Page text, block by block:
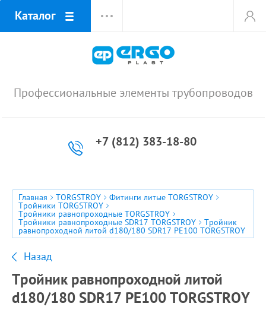
Каталог
Профессиональные элементы трубопроводов
+7 (812) 383-18-80
Главная TORGSTROY Фитинги литые TORGSTROY
Тройники TORGSTROY
Тройники равнопроходные TORGSTROY
Тройники равнопроходные SDR17 TORGSTROY Тройник
равнопроходной литой d180/180 SDR17 PE100 TORGSTROY
Назад
Тройник равнопроходной литой
d180/180 SDR17 PE100 TORGSTROY